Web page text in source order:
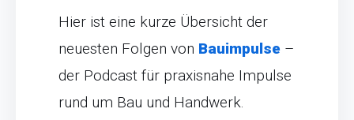
Hier ist eine kurze Übersicht der
neuesten Folgen von Bauimpulse–
der Podcast für praxisnahe Impulse
rund um Bau und Handwerk.